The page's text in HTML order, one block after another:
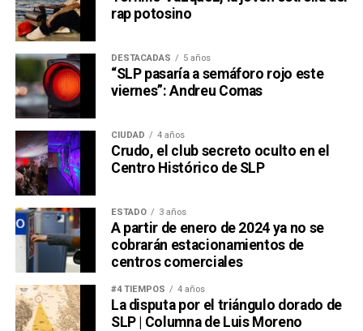
rap potosino
DESTACADAS 5 años
“SLP pasaría a semáforo rojo este
viernes”: Andreu Comas
CIUDAD 4 años
Crudo, el club secreto oculto en el
Centro Histórico de SLP
ESTADO 3 años
A partir de enero de 2024 ya no se
cobrarán estacionamientos de
centros comerciales
#4 TIEMPOS 4 años
La disputa por el triángulo dorado de
SLP | Columna de Luis Moreno